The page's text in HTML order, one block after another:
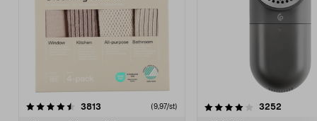
3813 (9,97/st)
4.0av 5 stjärnor 3252
4.5av 5 stjärnor